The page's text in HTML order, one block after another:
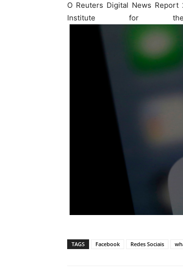
O Reuters Digital News
Institute for
TAGS Facebook Redes Sociais